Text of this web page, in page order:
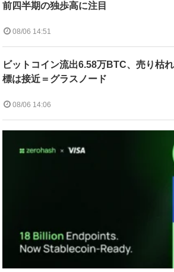
前四半期の独歩高に注目
08/06 14:51
ビットコイン流出6.58万BTC、売り枯
標は接近＝グラスノード
08/06 14:06